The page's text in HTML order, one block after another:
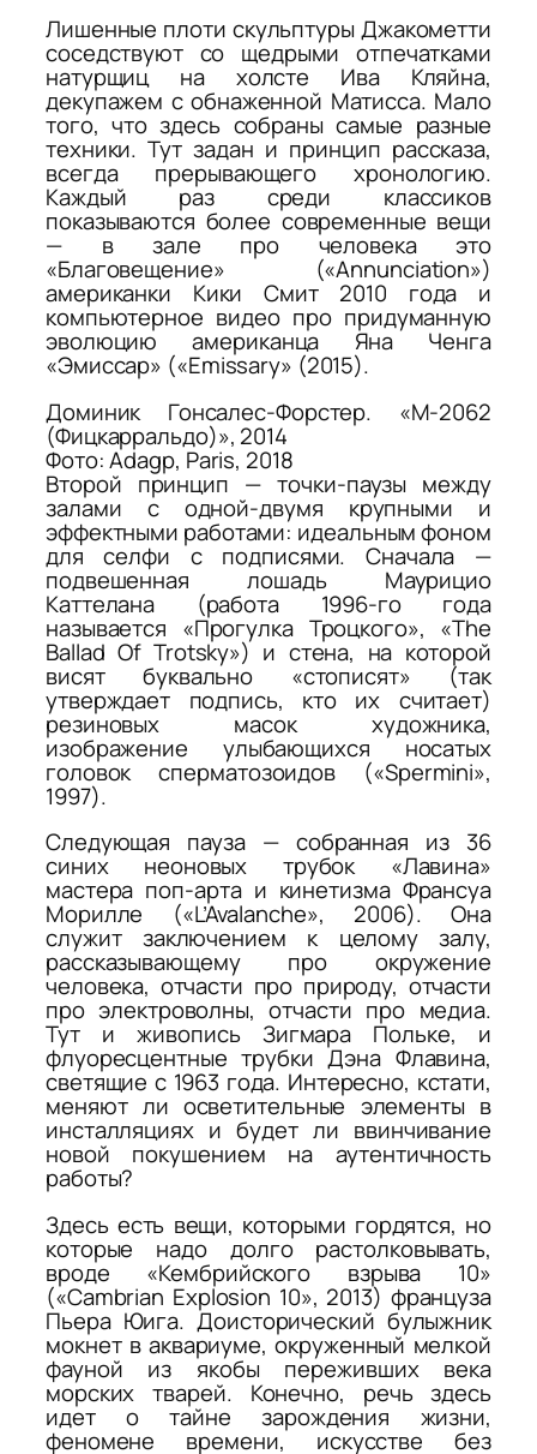
Лишенные плоти скульптуры Джакометти
соседствуют со щедрыми отпечатками
натурщиц на холсте Ива Кляйна,
декупажем с обнаженной Матисса. Мало
того, что здесь собраны самые разные
техники. Тут задан и принцип рассказа,
всегда прерывающего хронологию.
Каждый раз среди классиков
показываются более современные вещи
— в зале про человека это
«Благовещение» («Annunciation»)
американки Кики Смит 2010 года и
компьютерное видео про придуманную
эволюцию американца Яна Ченга
«Эмиссар» («Emissary» (2015).
Доминик Гонсалес-Форстер. «M-2062
(Фицкарральдо)», 2014
Фото: Adagp, Paris, 2018
Второй принцип — точки-паузы между
залами с одной-двумя крупными и
эффектными работами: идеальным фоном
для селфи с подписями. Сначала —
подвешенная лошадь Маурицио
Каттелана (работа 1996-го года
называется «Прогулка Троцкого», «The
Ballad Of Trotsky») и стена, на которой
висят буквально «стописят» (так
утверждает подпись, кто их считает)
резиновых масок художника,
изображение улыбающихся носатых
головок сперматозоидов («Spermini»,
1997).
Следующая пауза — собранная из 36
синих неоновых трубок «Лавина»
мастера поп-арта и кинетизма Франсуа
Морилле («L’Avalanche», 2006). Она
служит заключением к целому залу,
рассказывающему про окружение
человека, отчасти про природу, отчасти
про электроволны, отчасти про медиа.
Тут и живопись Зигмара Польке, и
флуоресцентные трубки Дэна Флавина,
светящие с 1963 года. Интересно, кстати,
меняют ли осветительные элементы в
инсталляциях и будет ли ввинчивание
новой покушением на аутентичность
работы?
Здесь есть вещи, которыми гордятся, но
которые надо долго растолковывать,
вроде «Кембрийского взрыва 10»
(«Cambrian Explosion 10», 2013) француза
Пьера Юига. Доисторический булыжник
мокнет в аквариуме, окруженный мелкой
фауной из якобы переживших века
морских тварей. Конечно, речь здесь
идет о тайне зарождения жизни,
феномене времени, искусстве без